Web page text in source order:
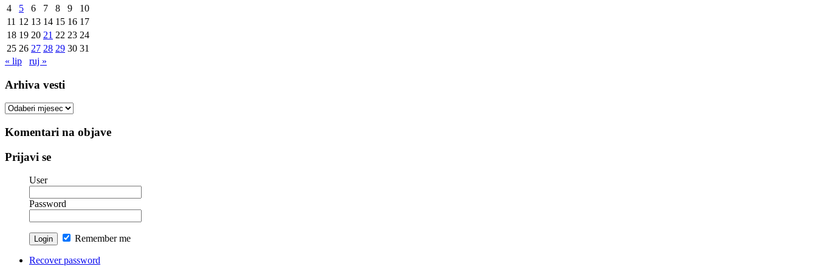
4
5 6 7 8 9
10
11 12 13 14 15 16 17
18 19 20 21 22 23 24
25 26 27 28 29 30 31
« lip
ruj »
Arhiva vesti
Arhiva
Komentari na objave
Prijavi se
User
Password
Remember me
Recover password